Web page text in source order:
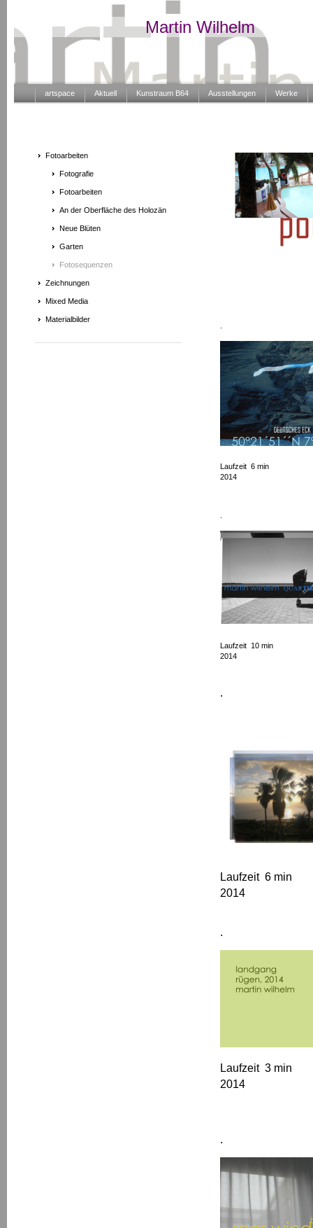
Martin Wilhelm
artspace Aktuell Kunstraum B64 Ausstellungen Werke
Fotoarbeiten
Fotografie
Fotoarbeiten
An der Oberfläche des Holozän
Neue Blüten
Garten
Fotosequenzen
Zeichnungen
Mixed Media
Materialbilder
Laufzeit 6 min
2014
Laufzeit 10 min
2014
.
Laufzeit 6 min
2014
.
Laufzeit 3 min
2014
.